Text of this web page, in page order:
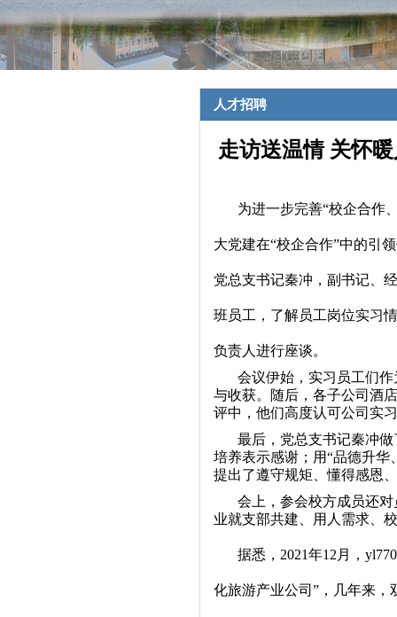
人才招聘
走访送温情 关怀
为进一步完善“校企合作
大党建在“校企合作”中的引
党总支书记秦冲，副书记、
班员工，了解员工岗位实习
负责人进行座谈。
会议伊始，实习员工们
与收获。随后，各子公司酒
评中，他们高度认可公司实
最后，党总支书记秦冲做
培养表示感谢； 用“品德升华
提出了遵守规矩、懂得感恩
会上，参会校方成员还
业就支部共建、用人需求、
据悉，2021年12月，
化旅游产业公司”，几年来